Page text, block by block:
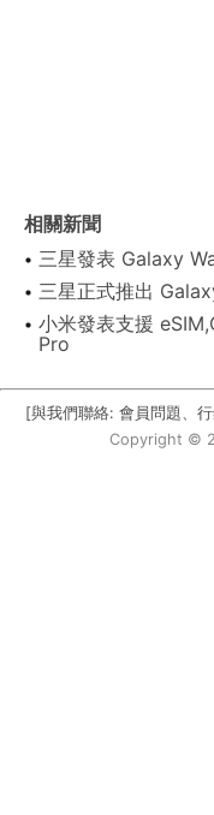
相關新聞
三星發表 Galaxy
三星正式推出
小米發表支援
Pro
[與我們聯絡: 會員問題、
Copyright ©